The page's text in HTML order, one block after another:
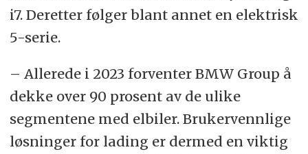
i7. Deretter følger blant annet en elektrisk
5-serie.
– Allerede i 2023 forventer BMW Group å
dekke over 90 prosent av de ulike
segmentene med elbiler. Brukervennlige
løsninger for lading er dermed en viktig